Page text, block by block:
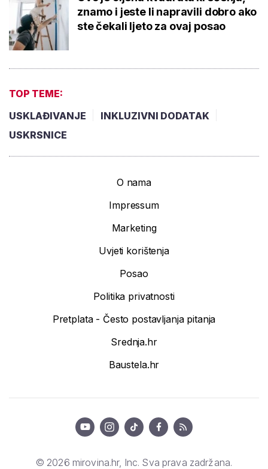
znamo i jeste li napravili dobro ako
ste čekali ljeto za ovaj posao
TOP TEME:
USKLAĐIVANJE
INKLUZIVNI DODATAK
USKRSNICE
O nama
Impressum
Marketing
Uvjeti korištenja
Posao
Politika privatnosti
Pretplata - Često postavljanja pitanja
Srednja.hr
Baustela.hr
© 2026 mirovina.hr, Inc. Sva prava zadržana.